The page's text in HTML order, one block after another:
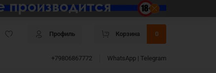
Профиль Корзина 0
+79806867772 WhatsApp | Telegram